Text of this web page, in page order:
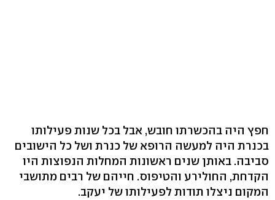
חפץ היה בהכשרתו חובש, אבל בכל שנות פעילותו
בכנרת היה למעשה הרופא של כנרת ושל כל הישובים
סביבה. באותן שנים ראשונות המחלות הנפוצות היו
הקדחת, החולירע והטיפוס. חייהם של רבים מתושבי
המקום ניצלו תודות לפעילותו של יעקב.